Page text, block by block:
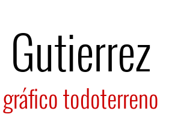
Gutierrez
todoterreno